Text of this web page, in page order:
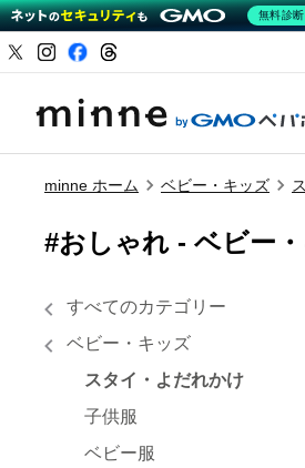
minne ホーム ベビー・キッズ
#おしゃれ - ベビー
すべてのカテゴリー
ベビー・キッズ
スタイ・よだれかけ
子供服
ベビー服
無料診断